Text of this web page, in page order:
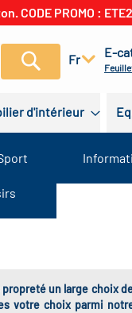
PROMO :
Recherchez
Fr E-
d'intérieur
propreté un large choix
votre choix parmi